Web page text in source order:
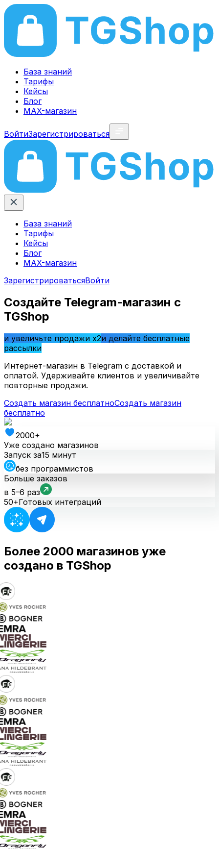
База знаний
Тарифы
Кейсы
Блог
MAX-магазин
ВойтиЗарегистрироваться
База знаний
Тарифы
Кейсы
Блог
MAX-магазин
ЗарегистрироватьсяВойти
Создайте Telegram-магазин с
TGShop
и увеличьте продажи x2и делайте бесплатные
рассылки
Интернет-магазин в Telegram с доставкой и
оплатой. Удерживайте клиентов и увеличивайте
повторные продажи.
Создать магазин бесплатноСоздать магазин
бесплатно
2000+
Уже создано магазинов
Запуск за15 минут
без программистов
Больше заказов
в 5–6 раз
50+Готовых интеграций
Более 2000 магазинов уже
создано в TGShop